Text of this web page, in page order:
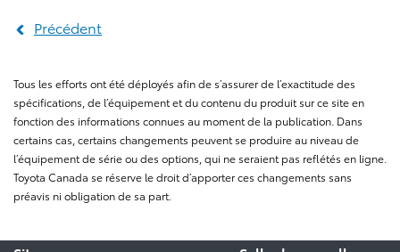
Précédent
Tous les efforts ont été déployés afin de s’assurer de l’exactitude des
spécifications, de l’équipement et du contenu du produit sur ce site en
fonction des informations connues au moment de la publication. Dans
certains cas, certains changements peuvent se produire au niveau de
l’équipement de série ou des options, qui ne seraient pas reflétés en ligne.
Toyota Canada se réserve le droit d’apporter ces changements sans
préavis ni obligation de sa part.